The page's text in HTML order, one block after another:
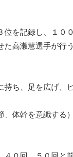
を記録し、１０
高瀬慧選手が行
ち、足を広げ、
体幹を意識する）